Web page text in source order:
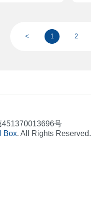
< 1 2
号
Box. All Rights Reserved.